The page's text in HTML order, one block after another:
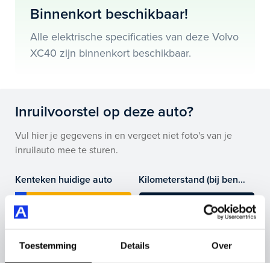
Toestemming Details Over
ook bij ons financieren of leasen.
Binnenkort beschikbaar!
Alle elektrische specificaties van deze Volvo
XC40 zijn binnenkort beschikbaar.
Inruilvoorstel op deze auto?
Vul hier je gegevens in en vergeet niet foto's van je
inruilauto mee te sturen.
Kenteken huidige auto Kilometerstand (bij benadering)
Inruilvoorstel aanvragen